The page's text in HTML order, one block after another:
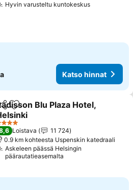
Hyvin varusteltu kuntokeskusKatso
Katso hinnat
Lisää suosikkeihin
Blu Plaza Hotel,
hinnat
Tähtiluokitus
Loistava
11 724
0.9 km kohteesta Uspenskin katedraali
Askeleen päässä Helsingin
päärautatieasemalta